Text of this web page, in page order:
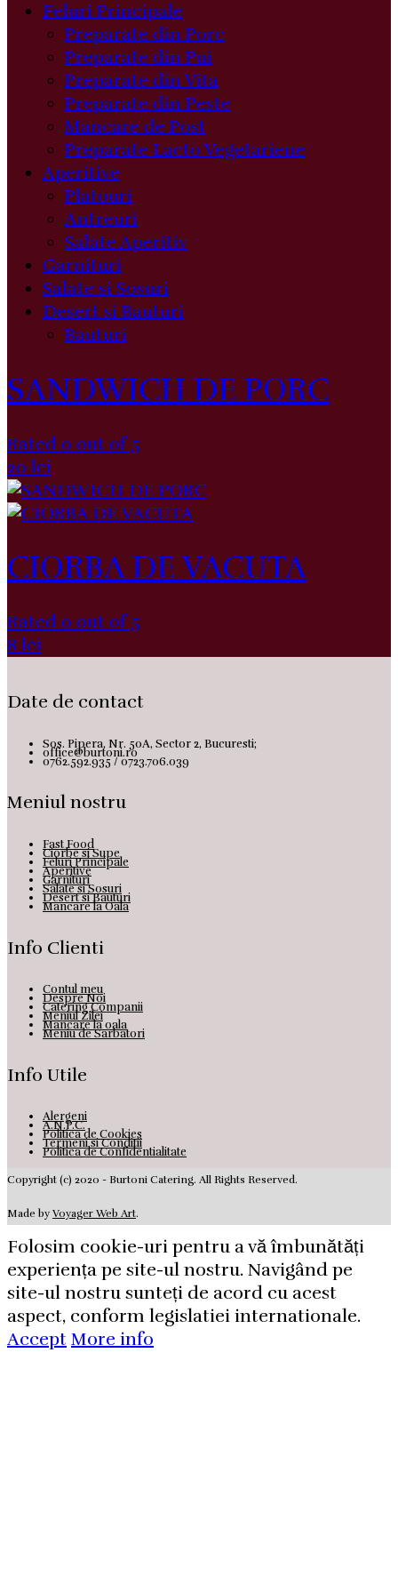
Feluri Principale
Preparate din Porc
Preparate din Pui
Preparate din Vita
Preparate din Peste
Mancare de Post
Preparate Lacto Vegetariene
Aperitive
Platouri
Antreuri
Salate Aperitiv
Garnituri
Salate si Sosuri
Desert si Bauturi
Bauturi
SANDWICH DE PORC
Rated 0 out of 5
20 lei
CIORBA DE VACUTA
Rated 0 out of 5
8 lei
Date de contact
Sos. Pipera, Nr. 50A, Sector 2, Bucuresti;
office@burtoni.ro
0762.592.935 / 0723.706.039
Meniul nostru
Fast Food
Ciorbe si Supe
Feluri Principale
Aperitive
Garnituri
Salate si Sosuri
Desert si Bauturi
Mancare la Oala
Info Clienti
Contul meu
Despre Noi
Catering Companii
Meniul Zilei
Mancare la oala
Meniu de Sarbatori
Info Utile
Alergeni
A.N.P.C.
Politica de Cookies
Termeni si Conditii
Politica de Confidentialitate
Copyright (c) 2020 - Burtoni Catering. All Rights Reserved.
Made by Voyager Web Art.
Folosim cookie-uri pentru a vă îmbunătăți
experiența pe site-ul nostru. Navigând pe
site-ul nostru sunteți de acord cu acest
aspect, conform legislatiei internationale.
Accept More info